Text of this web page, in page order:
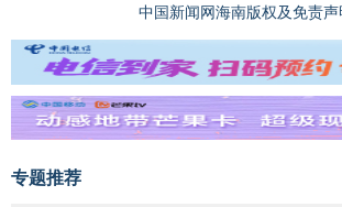
中国新闻网海南版权及免责声
专题推荐